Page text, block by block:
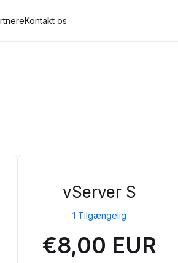
Kontakt os
vServer S
1 Tilgængelig
€8,00 EUR